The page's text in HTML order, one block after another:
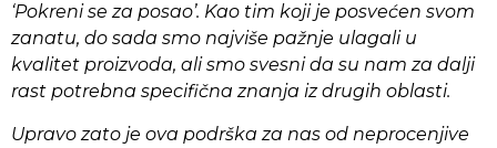
‘Pokreni se za posao’. Kao tim koji je posvećen svom
zanatu, do sada smo najviše pažnje ulagali u
kvalitet proizvoda, ali smo svesni da su nam za dalji
rast potrebna specifična znanja iz drugih oblasti.
Upravo zato je ova podrška za nas od neprocenjive